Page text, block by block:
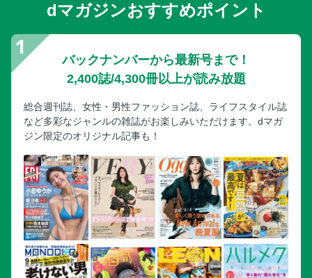
dマガジンおすすめポイント
バックナンバーから最新号まで！
2,400誌/4,300冊以上が読み放題
総合週刊誌、女性・男性ファッション誌、ライフスタイル誌
など多彩なジャンルの雑誌がお楽しみいただけます。dマガ
ジン限定のオリジナル記事も！